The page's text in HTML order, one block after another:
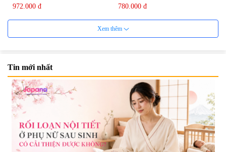
972.000 đ 780.000 đ
Viên uống bổ gan Ribeto Shoji
Hepaclean 60 viên
543.205
690.000 đ
Viên uống hỗ trợ giải độc và
phục hồi chức năng gan Biken
Liver Ex 120 viên - Date
07/2027
|0
1.390.000 đ
Xem thêm
Tin mới nhất